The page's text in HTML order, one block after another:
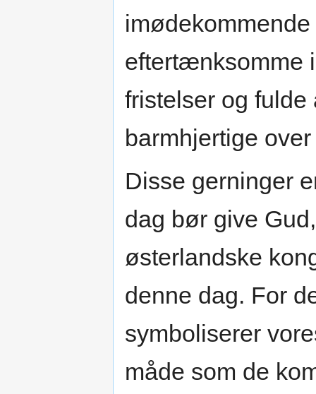
eftertænksomme
fristelser og
barmhjertige
Disse gerninger
dag bør give
østerlandske
denne dag. For
symboliserer
måde som de